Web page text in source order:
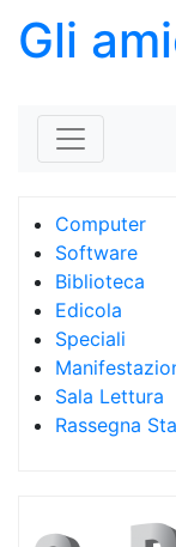
Gli
Computer
Software
Biblioteca
Edicola
Speciali
Sala Lettura
Rassegna